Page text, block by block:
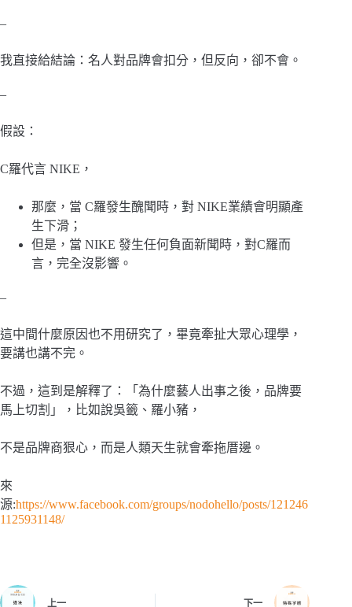
–
我直接給結論：名人對品牌會扣分，但反向，卻不會。
–
假設：
C羅代言 NIKE，
那麼，當 C羅發生醜聞時，對 NIKE業績會明顯產
生下滑；
但是，當 NIKE 發生任何負面新聞時，對C羅而
言，完全沒影響。
–
這中間什麼原因也不用研究了，畢竟牽扯大眾心理學，
要講也講不完。
不過，這到是解釋了：「為什麼藝人出事之後，品牌要
馬上切割」，比如說吳籤、羅小豬，
不是品牌商狠心，而是人類天生就會牽拖厝邊。
來
源:https://www.facebook.com/groups/nodohello/posts/121246
1125931148/
上一 下一